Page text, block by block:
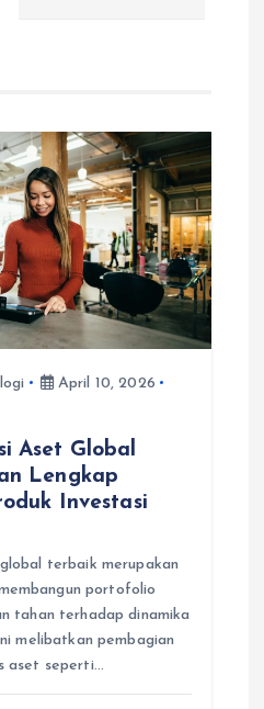
April 10, 2026
Aset Global
Lengkap
Investasi
terbaik merupakan
portofolio
tahan terhadap dinamika
melibatkan pembagian
aset seperti…